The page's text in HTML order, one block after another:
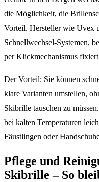
die Möglichkeit, die
Vorteil. Hersteller wie Uvex
Schnellwechsel-Systemen,
per Klickmechanismus
Der Vorteil: Sie können
klare Varianten umstellen,
Skibrille tauschen zu
bei kalten Temperaturen
Fäustlingen oder
Pflege und
Skibrille – So